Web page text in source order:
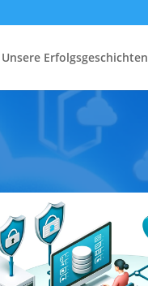
Unsere Erfolgsgeschichten